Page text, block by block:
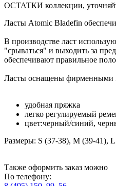
ОСТАТКИ коллекции,
Ласты Atomic Bladefin
В производстве ласт
"срываться" и выходить за
обеспечивают правильное
Ласты оснащены фирменными
удобная пряжка
легко регулируемый
цвет:черный/синий,
Размеры: S (37-38), M (39-41),
Также оформить заказ можно
По телефону: